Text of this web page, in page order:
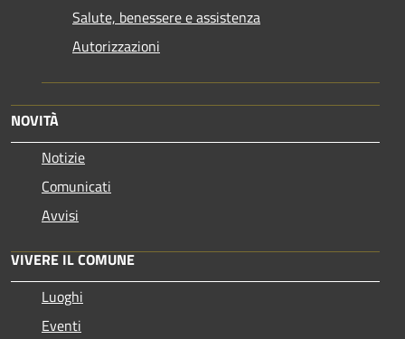
Salute, benessere e assistenza
Autorizzazioni
NOVITÀ
Notizie
Comunicati
Avvisi
VIVERE IL COMUNE
Luoghi
Eventi